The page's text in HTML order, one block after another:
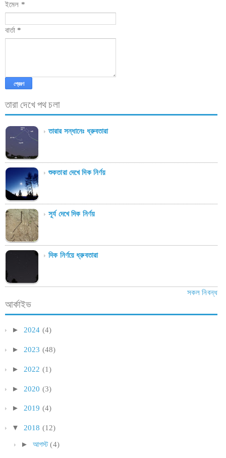
ইমেল *
বার্তা *
তারা দেখে পথ চলা
তারার সন্ধানেঃ ধ্রুবতারা
শুকতারা দেখে দিক নির্ণয়
সূর্য দেখে দিক নির্ণয়
দিক নির্ণয়ে ধ্রুবতারা
সকল নিবন্ধ
আর্কাইভ
► 2024 (4)
► 2023 (48)
► 2022 (1)
► 2020 (3)
► 2019 (4)
▼ 2018 (12)
► আগস্ট (4)